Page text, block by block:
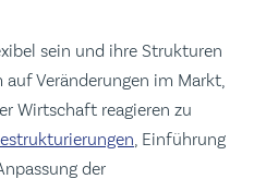
sein und ihre Strukturen
Veränderungen im Markt,
Wirtschaft reagieren zu
, Einführung
der